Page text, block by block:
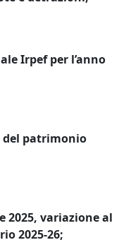
Irpef per l’anno
del patrimonio
2025, variazione al
2025-26;